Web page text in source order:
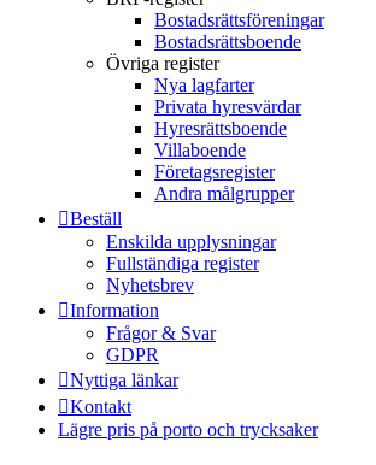
Bostadsrättsföreningar
Bostadsrättsboende
Övriga register
Nya lagfarter
Privata hyresvärdar
Hyresrättsboende
Villaboende
Företagsregister
Andra målgrupper
Beställ
Enskilda upplysningar
Fullständiga register
Nyhetsbrev
Information
Frågor & Svar
GDPR
Nyttiga länkar
Kontakt
Lägre pris på porto och trycksaker